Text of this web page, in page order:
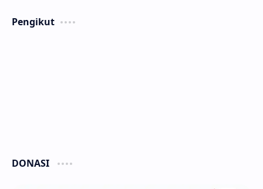
Pengikut
DONASI